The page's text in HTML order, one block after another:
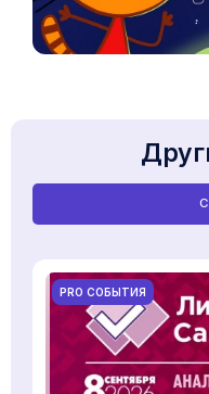
PRO СОБЫТИЯ